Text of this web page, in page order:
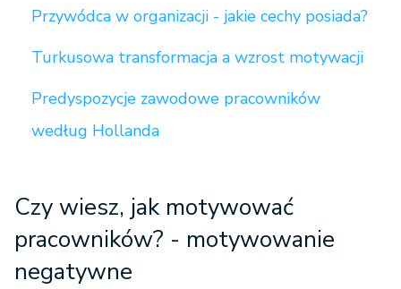
Przywódca w organizacji - jakie cechy posiada?
Turkusowa transformacja a wzrost motywacji
Predyspozycje zawodowe pracowników
według Hollanda
Czy wiesz, jak motywować
pracowników? - motywowanie
negatywne